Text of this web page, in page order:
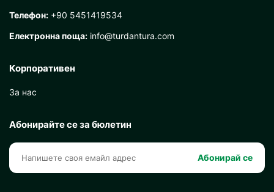
Телефон: +90 5451419534
Електронна поща: info@turdantura.com
Корпоративен
За нас
Абонирайте се за бюлетин
Абонирай се